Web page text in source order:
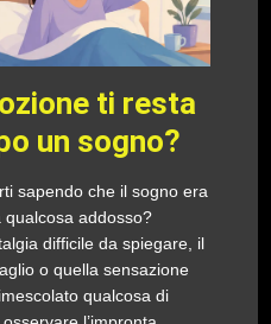
ti resta
un sogno?
sapendo che il sogno era
addosso?
difficile da spiegare, il
o quella sensazione
qualcosa di